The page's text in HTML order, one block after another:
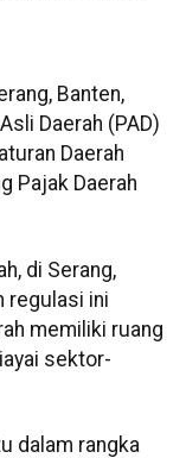
Banten,
Daerah (PAD)
Daerah
Pajak Daerah
di Serang,
regulasi ini
memiliki ruang
sektor-
dalam rangka